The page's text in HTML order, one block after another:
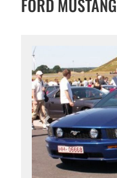
FORD MUSTANG